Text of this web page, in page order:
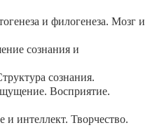
и филогенеза. Мозг и
сознания и
сознания.
Восприятие.
интеллект. Творчество.